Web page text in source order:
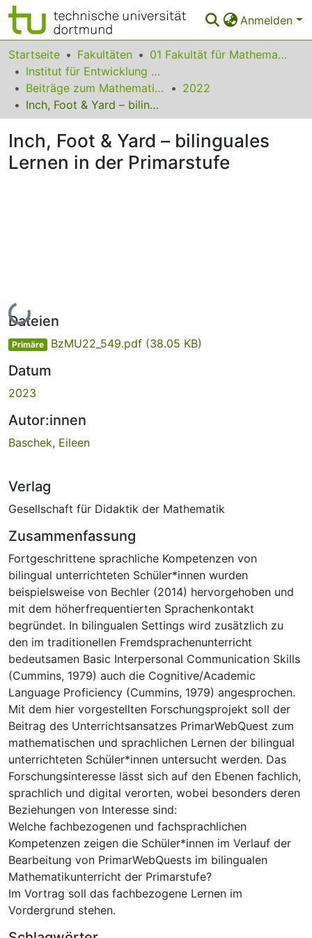
Anmelden
Bereiche & Sammlungen
Das gesamte Repositorium
Statistiken
FAQ
Leitlinien
Startseite Fakultäten
01 Fakultät für Mathematik
Institut für Entwicklung und Erforschung des Mathematikunterrichts
Beiträge zum Mathematikunterricht
2022
Inch, Foot & Yard – bilinguales Lernen in der Primarstufe
Inch, Foot & Yard – bilinguales
Lernen in der Primarstufe
Lade...
Dateien
Primäre BzMU22_549.pdf (38.05 KB)
Datum
2023
Autor:innen
Baschek, Eileen
Verlag
Gesellschaft für Didaktik der Mathematik
Zusammenfassung
Fortgeschrittene sprachliche Kompetenzen von
bilingual unterrichteten Schüler*innen wurden
beispielsweise von Bechler (2014) hervorgehoben und
mit dem höherfrequentierten Sprachenkontakt
begründet. In bilingualen Settings wird zusätzlich zu
den im traditionellen Fremdsprachenunterricht
bedeutsamen Basic Interpersonal Communication Skills
(Cummins, 1979) auch die Cognitive/Academic
Language Proficiency (Cummins, 1979) angesprochen.
Mit dem hier vorgestellten Forschungsprojekt soll der
Beitrag des Unterrichtsansatzes PrimarWebQuest zum
mathematischen und sprachlichen Lernen der bilingual
unterrichteten Schüler*innen untersucht werden. Das
Forschungsinteresse lässt sich auf den Ebenen fachlich,
sprachlich und digital verorten, wobei besonders deren
Beziehungen von Interesse sind:
Welche fachbezogenen und fachsprachlichen
Kompetenzen zeigen die Schüler*innen im Verlauf der
Bearbeitung von PrimarWebQuests im bilingualen
Mathematikunterricht der Primarstufe?
Im Vortrag soll das fachbezogene Lernen im
Vordergrund stehen.